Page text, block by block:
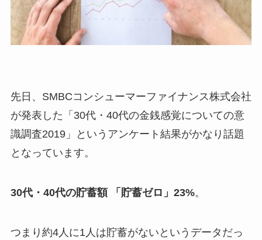
先日、SMBCコンシューマーファイナンス株式会社
が発表した「30代・40代の金銭感覚についての意
識調査2019」というアンケート結果がかなり話題
となっています。
30代・40代の貯蓄額 「貯蓄ゼロ」23%。
つまり 約4人に1人は貯蓄がないというデータだっ